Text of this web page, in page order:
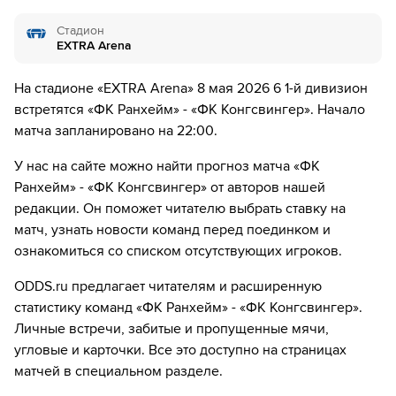
Стадион
EXTRA Arena
На стадионе «EXTRA Arena» 8 мая 2026 6 1-й дивизион
встретятся «ФК Ранхейм» - «ФК Конгсвингер». Начало
матча запланировано на 22:00.
У нас на сайте можно найти прогноз матча «ФК
Ранхейм» - «ФК Конгсвингер» от авторов нашей
редакции. Он поможет читателю выбрать ставку на
матч, узнать новости команд перед поединком и
ознакомиться со списком отсутствующих игроков.
ODDS.ru предлагает читателям и расширенную
статистику команд «ФК Ранхейм» - «ФК Конгсвингер».
Личные встречи, забитые и пропущенные мячи,
угловые и карточки. Все это доступно на страницах
матчей в специальном разделе.